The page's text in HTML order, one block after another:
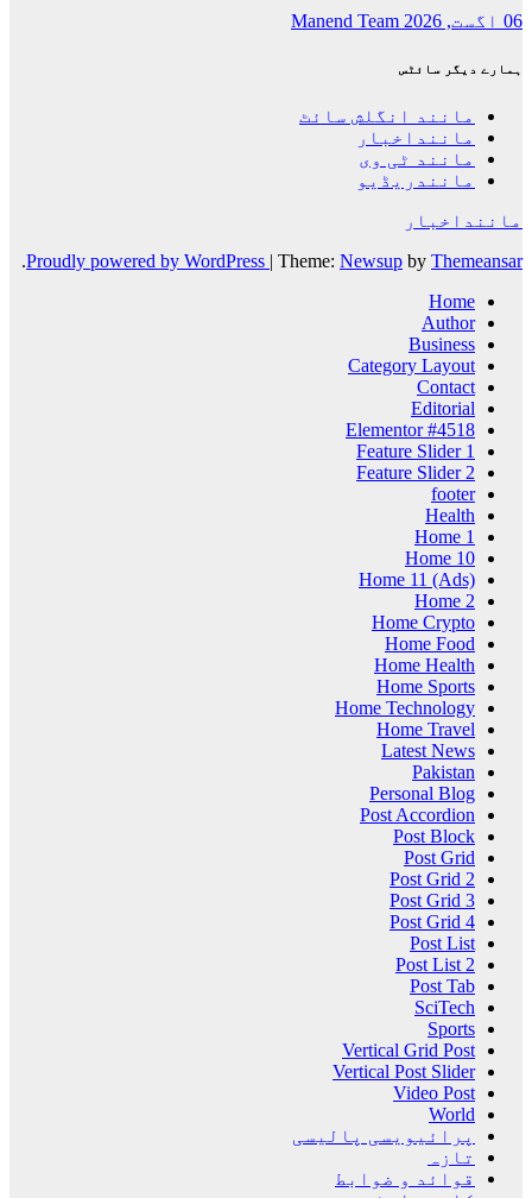
06 اگست, 2026 Manend Team
ہمارے دیگر سائٹس
مانند انگلش سائٹ
ماننداخبار
مانند ٹی وی
مانندریڈیو
ماننداخبار
Proudly powered by WordPress | Theme: Newsup by Themeansar
.
Home
Author
Business
Category Layout
Contact
Editorial
Elementor #4518
Feature Slider 1
Feature Slider 2
footer
Health
Home 1
Home 10
Home 11 (Ads)
Home 2
Home Crypto
Home Food
Home Health
Home Sports
Home Technology
Home Travel
Latest News
Pakistan
Personal Blog
Post Accordion
Post Block
Post Grid
Post Grid 2
Post Grid 3
Post Grid 4
Post List
Post List 2
Post Tab
SciTech
Sports
Vertical Grid Post
Vertical Post Slider
Video Post
World
پرائیویسی پالیسی
تازہ
قوائد و ضوابط